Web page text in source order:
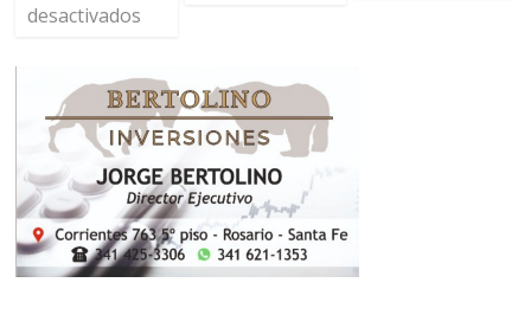
desactivados